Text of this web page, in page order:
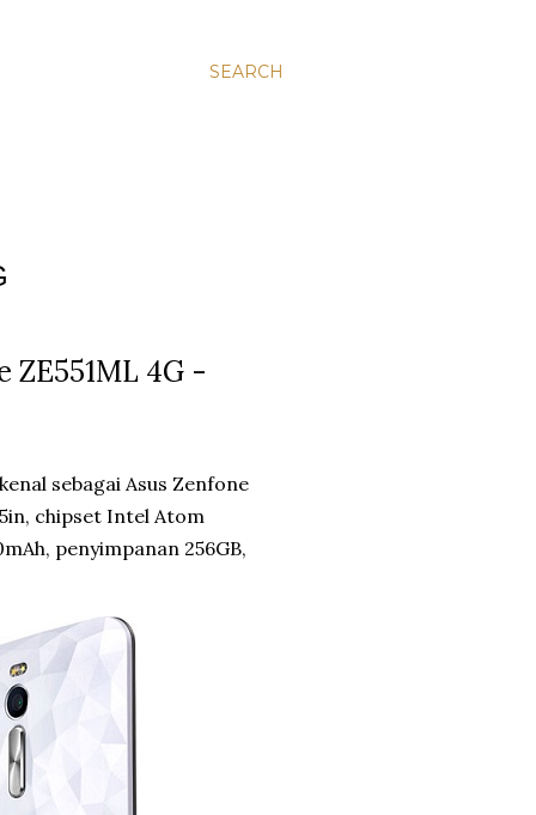
SEARCH
ZE551ML 4G -
sebagai Asus Zenfone
chipset Intel Atom
penyimpanan 256GB,